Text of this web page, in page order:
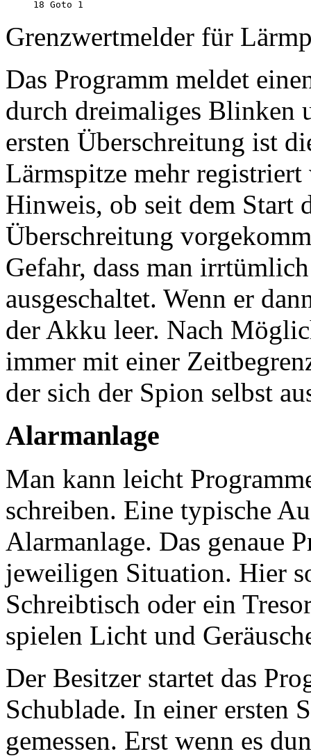
Grenzwertmelder für
Das Programm meldet
durch dreimaliges Blinken
ersten Überschreitung ist
Lärmspitze mehr
Hinweis, ob seit dem Start
Überschreitung
Gefahr, dass man
ausgeschaltet. Wenn er
der Akku leer. Nach
immer mit einer
der sich der Spion selbst
Alarmanlage
Man kann leicht
schreiben. Eine typische
Alarmanlage. Das genaue
jeweiligen Situation. Hier
Schreibtisch oder ein
spielen Licht und
Der Besitzer startet das
Schublade. In einer
gemessen. Erst wenn es